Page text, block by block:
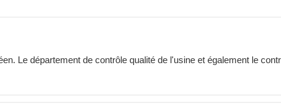
Le département de contrôle qualité de l'usine et également le